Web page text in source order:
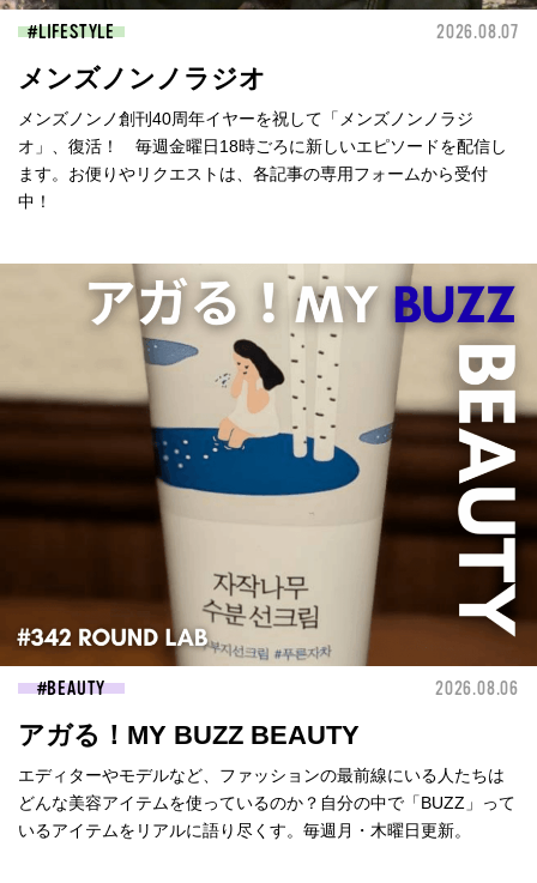
LIFESTYLE 2026.08.07
メンズノンノラジオ
メンズノンノ創刊40周年イヤーを祝して「メンズノンノラジ
オ」、復活！ 毎週金曜日18時ごろに新しいエピソードを配信し
ます。お便りやリクエストは、各記事の専用フォームから受付
中！
BEAUTY 2026.08.06
アガる！MY BUZZ BEAUTY
エディターやモデルなど、ファッションの最前線にいる人たちは
どんな美容アイテムを使っているのか？自分の中で「BUZZ」って
いるアイテムをリアルに語り尽くす。毎週月・木曜日更新。